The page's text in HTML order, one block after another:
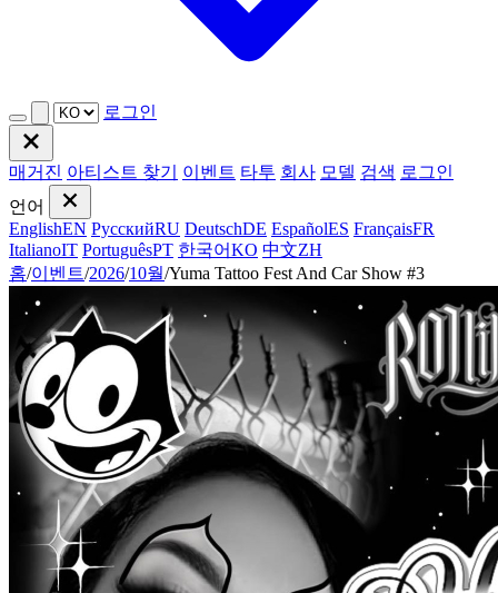
로그인
매거진 아티스트 찾기 이벤트 타투 회사 모델 검색 로그인
언어
EnglishEN РусскийRU DeutschDE EspañolES FrançaisFR
ItalianoIT PortuguêsPT 한국어KO 中文ZH
홈/이벤트/2026/10월/Yuma Tattoo Fest And Car Show #3